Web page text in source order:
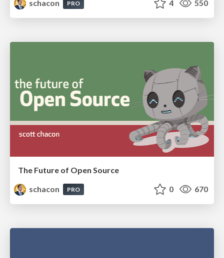
schacon PRO 4 550
The Future of Open Source
schacon
PRO 0 670